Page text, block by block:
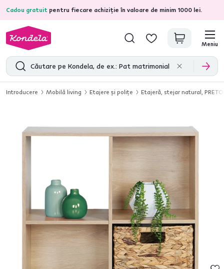
Cadou gratuit pentru fiecare achiziție în valoare de minim 1000 lei.
4,7 31.285recenzii de produs verificate
Meniu
Introducere Mobilă living Etajere şi poliţe Etajeră, stejar natural, PRETO